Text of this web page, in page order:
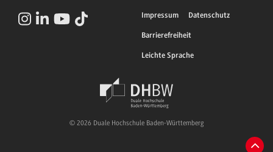
Impressum Datenschutz
Barrierefreiheit
Leichte Sprache
© 2026 Duale Hochschule Baden-Württemberg